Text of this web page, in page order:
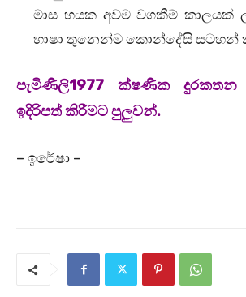
මාස හයක අවම වගකීම් කාලයක්
භාෂා තුනෙන්ම කොන්දේසි සටහන්
පැමිණිලි1977 ක්ෂණික
ඉදිරිපත් කිරීමට පුලුවන්.
– ඉරේෂා –